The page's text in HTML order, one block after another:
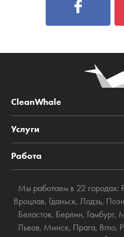
CleanWhale
Услуги
Работа
Мы работаем в 22 городах:
Вроцлав, Гданьск, Лодзь,
Беласток, Берлин, Гамбург,
Львов, Минск, Прага, Brno,